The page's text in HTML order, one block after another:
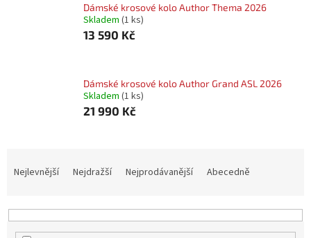
Dámské krosové kolo Author Thema 2026
Skladem (1 ks)
13 590 Kč
Dámské krosové kolo Author Grand ASL 2026
Skladem (1 ks)
21 990 Kč
A
N
Nejlevnější Nejdražší Nejprodávanější Abecedně